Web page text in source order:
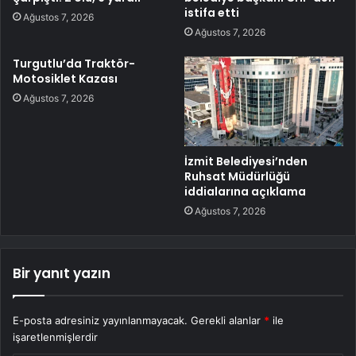
Ağustos 7, 2026
istifa etti
Ağustos 7, 2026
Turgutlu’da Traktör-
Motosiklet Kazası
Ağustos 7, 2026
İzmit Belediyesi’nden
Ruhsat Müdürlüğü
iddialarına açıklama
Ağustos 7, 2026
Bir yanıt yazın
E-posta adresiniz yayınlanmayacak. Gerekli alanlar * ile
işaretlenmişlerdir